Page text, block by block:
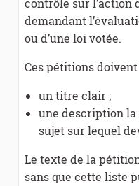
contrôle sur l’action
demandant
ou d’une loi votée.
Ces pétitions
un titre clair ;
une description
sujet sur lequel
Le texte de la
sans que cette liste